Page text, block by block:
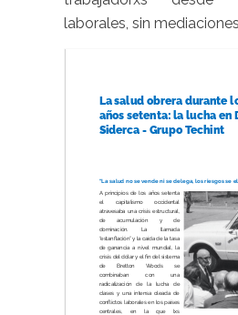
laborales, sin